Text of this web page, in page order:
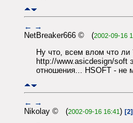
← →
NetBreaker666 © (2002-09-16
Ну что, всем влом что ли
http://www.asicdesign/soft
отношения... HSOFT - не
← →
Nikolay © (2002-09-16 16:41) [2]